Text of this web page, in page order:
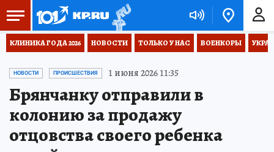
КЛИНИКА ГОДА 2026 НОВОСТИ ТОЛЬКО У НАС ВОЕНКОРЫ
НОВОСТИ ПРОИСШЕСТВИЯ 1 июня 2026 11:35
Брянчанку отправили в
колонию за продажу
отцовства своего ребенка